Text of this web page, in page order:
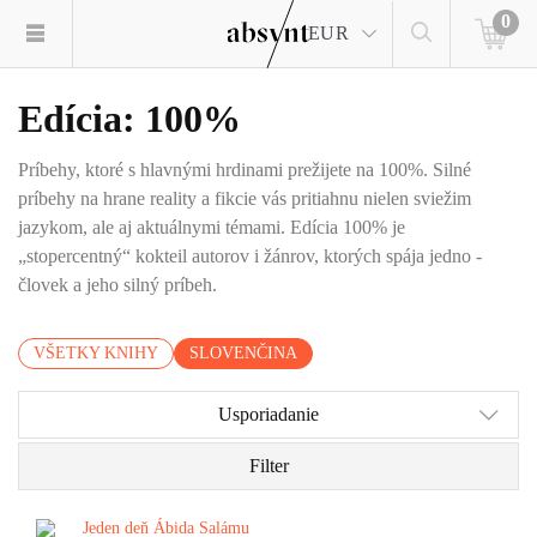
EUR
0
Edícia: 100%
Príbehy, ktoré s hlavnými hrdinami prežijete na 100%. Silné
príbehy na hrane reality a fikcie vás pritiahnu nielen sviežim
jazykom, ale aj aktuálnymi témami. Edícia 100% je
„stopercentný“ kokteil autorov i žánrov, ktorých spája jedno -
človek a jeho silný príbeh.
VŠETKY KNIHY SLOVENČINA
Usporiadanie
Filter